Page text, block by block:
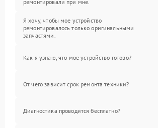
ремонтировали при мне.
Я хочу, чтобы мое устройство
ремонтировалось только оригинальными
запчастями.
Как я узнаю, что мое устройство готово?
От чего зависит срок ремонта техники?
Диагностика проводится бесплатно?